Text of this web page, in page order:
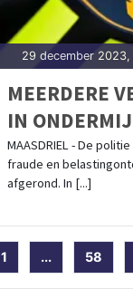
29 december 2023,
MEERDERE
IN
VERDACHTE
MAASDRIEL - De
fraude en
afgerond. In [...]
1 ... 58